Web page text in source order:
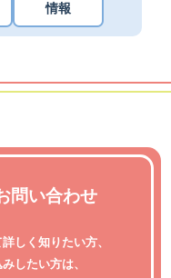
情報
問い合わせ
しく知りたい方、
したい方は、